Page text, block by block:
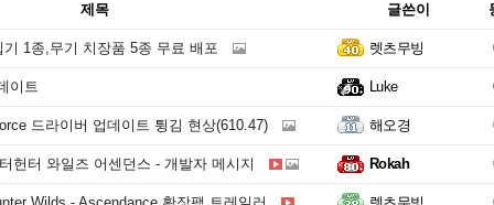
제목 글쓴이
1종,무기 치장품 5종 무료 배포 렛츠무빙
이트 Luke
드라이버 업데이트 튕김 현상(610.47) 해오경
헌터 와일즈 어센던스 - 개발자 메시지 Rokah